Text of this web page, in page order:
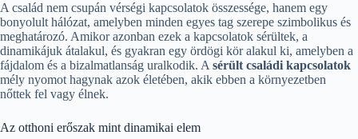
A család nem csupán vérségi kapcsolatok összessége, hanem egy
bonyolult hálózat, amelyben minden egyes tag szerepe szimbolikus és
meghatározó. Amikor azonban ezek a kapcsolatok sérültek, a
dinamikájuk átalakul, és gyakran egy ördögi kör alakul ki, amelyben a
fájdalom és a bizalmatlanság uralkodik. A sérült családi kapcsolatok
mély nyomot hagynak azok életében, akik ebben a környezetben
nőttek fel vagy élnek.
Az otthoni erőszak mint dinamikai elem